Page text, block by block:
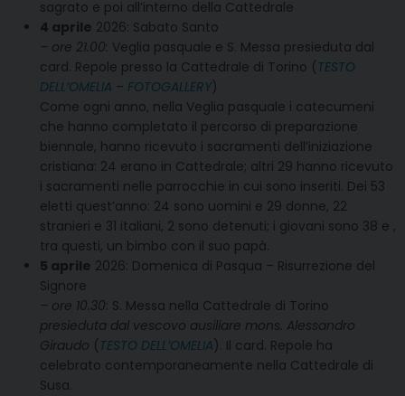
sagrato e poi all’interno della Cattedrale
4 aprile 2026: Sabato Santo
– ore 21.00: Veglia pasquale e S. Messa presieduta dal
card. Repole presso la Cattedrale di Torino ( TESTO
DELL’OMELIA – FOTOGALLERY)
Come ogni anno, nella Veglia pasquale i catecumeni
che hanno completato il percorso di preparazione
biennale, hanno ricevuto i sacramenti dell’iniziazione
cristiana: 24 erano in Cattedrale; altri 29 hanno ricevuto
i sacramenti nelle parrocchie in cui sono inseriti. Dei 53
eletti quest’anno: 24 sono uomini e 29 donne, 22
stranieri e 31 italiani, 2 sono detenuti; i giovani sono 38 e ,
tra questi, un bimbo con il suo papà.
5 aprile 2026: Domenica di Pasqua – Risurrezione del
Signore
– ore 10.30: S. Messa nella Cattedrale di Torino
presieduta dal vescovo ausiliare mons. Alessandro
Giraudo ( TESTO DELL’OMELIA). Il card. Repole ha
celebrato contemporaneamente nella Cattedrale di
Susa.